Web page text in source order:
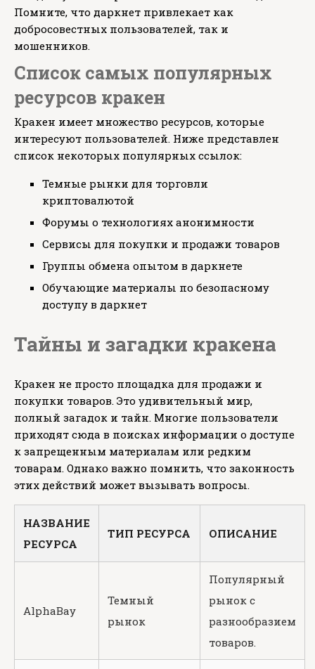
Помните, что даркнет привлекает как
добросовестных пользователей, так и
мошенников.
Список самых популярных
ресурсов кракен
Кракен имеет множество ресурсов, которые
интересуют пользователей. Ниже представлен
список некоторых популярных ссылок:
Темные рынки для торговли
криптовалютой
Форумы о технологиях анонимности
Сервисы для покупки и продажи товаров
Группы обмена опытом в даркнете
Обучающие материалы по безопасному
доступу в даркнет
Тайны и загадки кракена
Кракен не просто площадка для продажи и
покупки товаров. Это удивительный мир,
полный загадок и тайн. Многие пользователи
приходят сюда в поисках информации о доступе
к запрещенным материалам или редким
товарам. Однако важно помнить, что законность
этих действий может вызывать вопросы.
НАЗВАНИЕ
РЕСУРСА
ТИП РЕСУРСА ОПИСАНИЕ
AlphaBay
Темный
рынок
Популярный
рынок с
разнообразием
товаров.